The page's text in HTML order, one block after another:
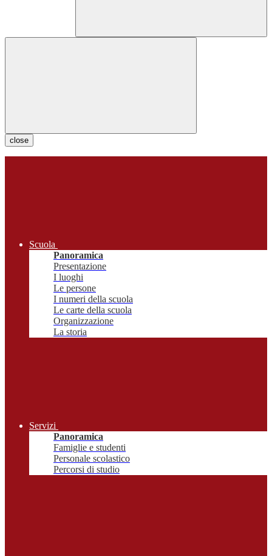
close
Scuola
Panoramica
Presentazione
I luoghi
Le persone
I numeri della scuola
Le carte della scuola
Organizzazione
La storia
Servizi
Panoramica
Famiglie e studenti
Personale scolastico
Percorsi di studio